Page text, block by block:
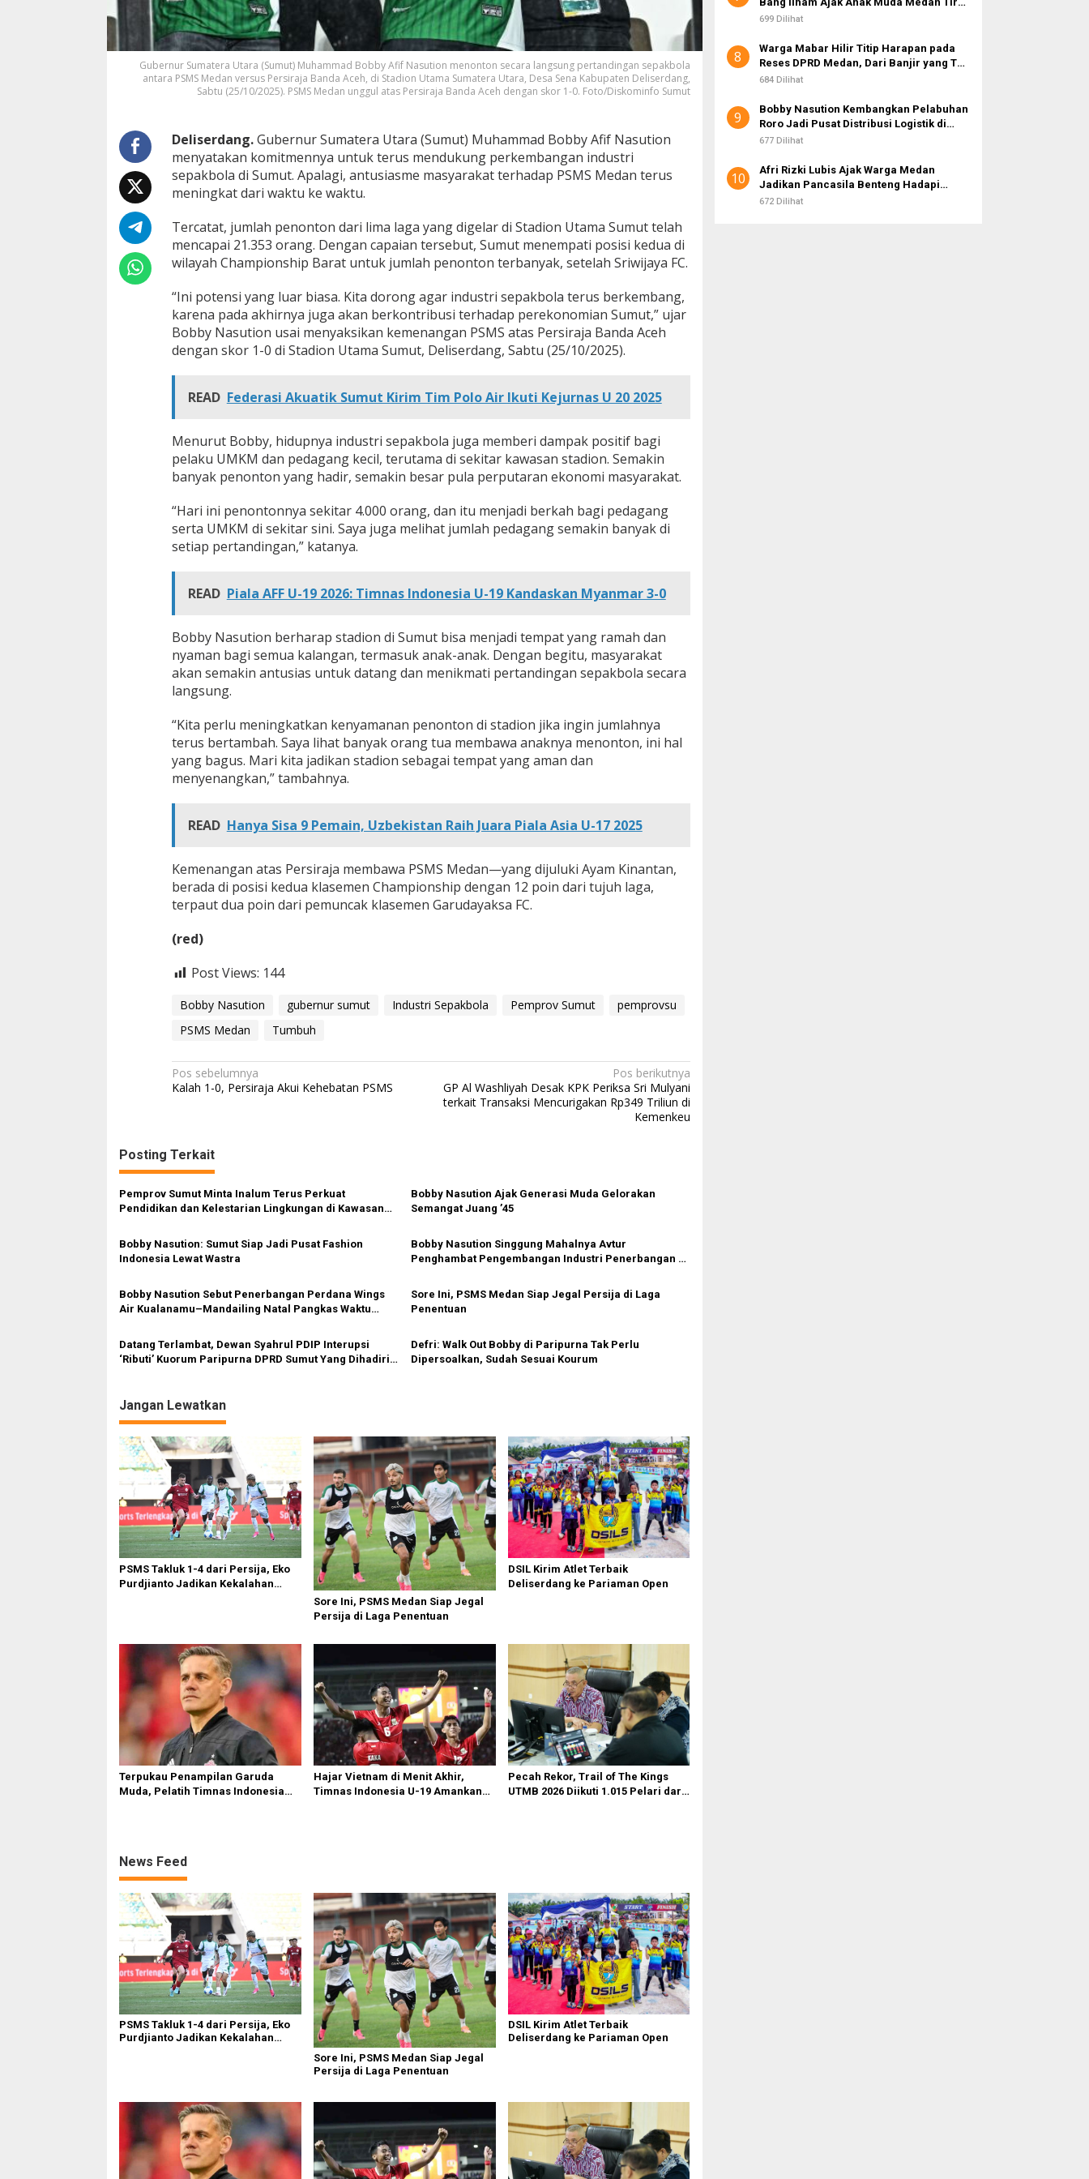
u
m
b
u
h
n
y
n
d
u
s
t
i
S
e
p
k
b
o
l
a
Gubernur Sumatera Utara (Sumut) Muhammad Bobby Afif Nasution menonton secara langsung pertandingan sepakbola
antara PSMS Medan versus Persiraja Banda Aceh, di Stadion Utama Sumatera Utara, Desa Sena Kabupaten Deliserdang,
Sabtu (25/10/2025). PSMS Medan unggul atas Persiraja Banda Aceh dengan skor 1-0. Foto/Diskominfo Sumut
Deliserdang.Gubernur Sumatera Utara (Sumut) Muhammad Bobby Afif Nasution
menyatakan komitmennya untuk terus mendukung perkembangan industri
sepakbola di Sumut. Apalagi, antusiasme masyarakat terhadap PSMS Medan terus
meningkat dari waktu ke waktu.
Tercatat, jumlah penonton dari lima laga yang digelar di Stadion Utama Sumut telah
mencapai 21.353 orang. Dengan capaian tersebut, Sumut menempati posisi kedua di
wilayah Championship Barat untuk jumlah penonton terbanyak, setelah Sriwijaya FC.
“Ini potensi yang luar biasa. Kita dorong agar industri sepakbola terus berkembang,
karena pada akhirnya juga akan berkontribusi terhadap perekonomian Sumut,” ujar
Bobby Nasution usai menyaksikan kemenangan PSMS atas Persiraja Banda Aceh
dengan skor 1-0 di Stadion Utama Sumut, Deliserdang, Sabtu (25/10/2025).
READ Federasi Akuatik Sumut Kirim Tim Polo Air Ikuti Kejurnas U 20 2025
Menurut Bobby, hidupnya industri sepakbola juga memberi dampak positif bagi
pelaku UMKM dan pedagang kecil, terutama di sekitar kawasan stadion. Semakin
banyak penonton yang hadir, semakin besar pula perputaran ekonomi masyarakat.
“Hari ini penontonnya sekitar 4.000 orang, dan itu menjadi berkah bagi pedagang
serta UMKM di sekitar sini. Saya juga melihat jumlah pedagang semakin banyak di
setiap pertandingan,” katanya.
READ Piala AFF U-19 2026: Timnas Indonesia U-19 Kandaskan Myanmar 3-0
Bobby Nasution berharap stadion di Sumut bisa menjadi tempat yang ramah dan
nyaman bagi semua kalangan, termasuk anak-anak. Dengan begitu, masyarakat
akan semakin antusias untuk datang dan menikmati pertandingan sepakbola secara
langsung.
“Kita perlu meningkatkan kenyamanan penonton di stadion jika ingin jumlahnya
terus bertambah. Saya lihat banyak orang tua membawa anaknya menonton, ini hal
yang bagus. Mari kita jadikan stadion sebagai tempat yang aman dan
menyenangkan,” tambahnya.
READ Hanya Sisa 9 Pemain, Uzbekistan Raih Juara Piala Asia U-17 2025
Kemenangan atas Persiraja membawa PSMS Medan—yang dijuluki Ayam Kinantan,
berada di posisi kedua klasemen Championship dengan 12 poin dari tujuh laga,
terpaut dua poin dari pemuncak klasemen Garudayaksa FC.
(red)
Post Views: 144
Bobby Nasution gubernur sumut Industri Sepakbola Pemprov Sumut
pemprovsu
PSMS Medan
Tumbuh
N
a
i
g
a
s
i
p
s
Pos sebelumnya
Kalah 1-0, Persiraja Akui Kehebatan PSMS
Pos berikutnya
GP Al Washliyah Desak KPK Periksa Sri Mulyani
terkait Transaksi Mencurigakan Rp349 Triliun di
Kemenkeu
Posting Terkait
Pemprov Sumut Minta Inalum Terus Perkuat
Pendidikan dan Kelestarian Lingkungan di Kawasan
Bobby Nasution Ajak Generasi Muda Gelorakan
Semangat Juang ’45
Bobby Nasution: Sumut Siap Jadi Pusat Fashion
Indonesia Lewat Wastra
Bobby Nasution Singgung Mahalnya Avtur
Penghambat Pengembangan Industri Penerbangan di
Bobby Nasution Sebut Penerbangan Perdana Wings
Air Kualanamu–Mandailing Natal Pangkas Waktu
Sore Ini, PSMS Medan Siap Jegal Persija di Laga
Penentuan
Datang Terlambat, Dewan Syahrul PDIP Interupsi
‘Ributi’ Kuorum Paripurna DPRD Sumut Yang Dihadiri
Defri: Walk Out Bobby di Paripurna Tak Perlu
Dipersoalkan, Sudah Sesuai Kourum
Jangan Lewatkan
PSMS Takluk 1-4 dari Persija, Eko
Purdjianto Jadikan Kekalahan
Sore Ini, PSMS Medan Siap Jegal
Persija di Laga Penentuan
DSIL Kirim Atlet Terbaik
Deliserdang ke Pariaman Open
Terpukau Penampilan Garuda
Muda, Pelatih Timnas Indonesia
Hajar Vietnam di Menit Akhir,
Timnas Indonesia U-19 Amankan
Pecah Rekor, Trail of The Kings
UTMB 2026 Diikuti 1.015 Pelari dari
News Feed
PSMS Takluk 1-4 dari Persija, Eko
Purdjianto Jadikan Kekalahan
Sore Ini, PSMS Medan Siap Jegal
Persija di Laga Penentuan
DSIL Kirim Atlet Terbaik
Deliserdang ke Pariaman Open
Kejayaan Legenda Bola 80-an
699 Dilihat
8
Warga Mabar Hilir Titip Harapan pada
Reses DPRD Medan, Dari Banjir yang Tak
Kunjung Surut hingga Layanan IKD
684 Dilihat
9
Bobby Nasution Kembangkan Pelabuhan
Roro Jadi Pusat Distribusi Logistik di
Kepulauan Nias
677 Dilihat
10
Afri Rizki Lubis Ajak Warga Medan
Jadikan Pancasila Benteng Hadapi
Hoaks dan Perpecahan di Era Digital
672 Dilihat